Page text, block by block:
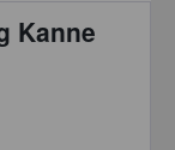
Kanne